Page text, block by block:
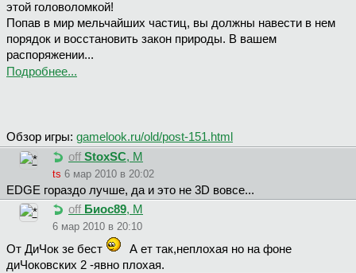
этой головоломкой!
Попав в мир мельчайших частиц, вы должны навести в нем
порядок и восстановить закон природы. В вашем
распоряжении...
Подробнее...
Обзор игры: gamelook.ru/old/post-151.html
off StoxSC, М
ts 6 мар 2010 в 20:02
EDGE гораздо лучше, да и это не 3D вовсе...
off Биoc89, М
6 мар 2010 в 20:10
От ДиЧок зе бест
А ет так,неплохая но на фоне
диЧоковских 2 -явно плохая.